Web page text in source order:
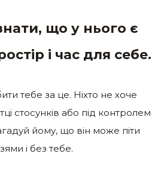
що у нього є
і час для себе.
тебе за це. Ніхто не хоче
стосунків або під контролем
йому, що він може піти
і без тебе.